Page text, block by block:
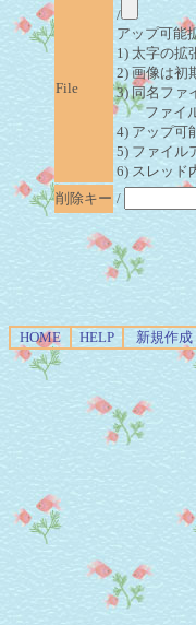
File
/
アップ可能
1) 太字の拡
2) 画像は初
3) 同名ファ
ファイル
4) アップ可
5) ファイル
6) スレッド
削除キー /
HOME HELP 新規作成